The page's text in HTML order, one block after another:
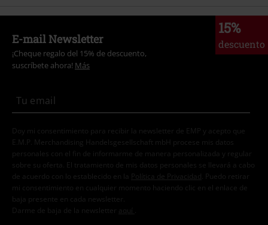
15%
descuento
E-mail Newsletter
¡Cheque regalo del 15% de descuento,
suscríbete ahora! Más
Doy mi consentimiento para recibir la newsletter de EMP y acepto que
E.M.P. Merchandising Handelsgesellschaft mbH procese mis datos
personales con el fin de informarme de manera personalizada y regular
sobre su oferta. El tratamiento de mis datos personales se llevará a cabo
de acuerdo con lo establecido en la
Política de Privacidad . Puedo retirar
mi consentimiento en cualquier momento haciendo clic en el enlace de
baja presente en cada newsletter.
Darme de baja de la newsletter
aquí